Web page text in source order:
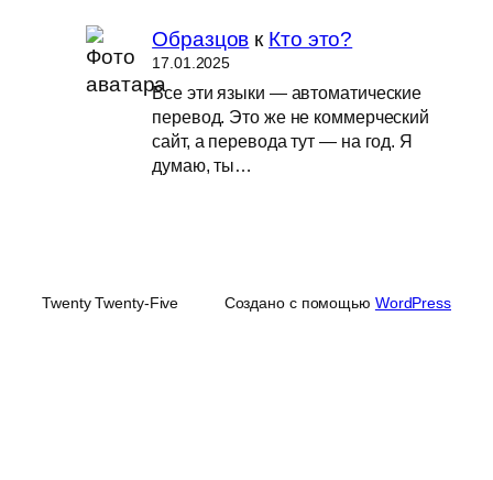
Образцов к Кто это?
17.01.2025
Все эти языки — автоматические
перевод. Это же не коммерческий
сайт, а перевода тут — на год. Я
думаю, ты…
Twenty Twenty-Five Создано с помощью WordPress